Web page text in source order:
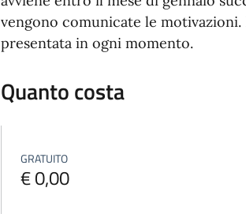
vengono comunicate le motivazioni.
presentata in ogni momento.
Quanto costa
GRATUITO
€ 0,00